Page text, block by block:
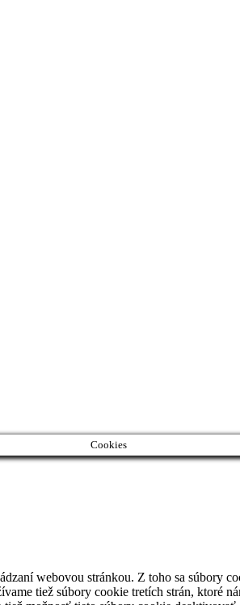
Cookies
webovou stránkou. Z toho sa súbory
tiež súbory cookie tretích strán, ktoré